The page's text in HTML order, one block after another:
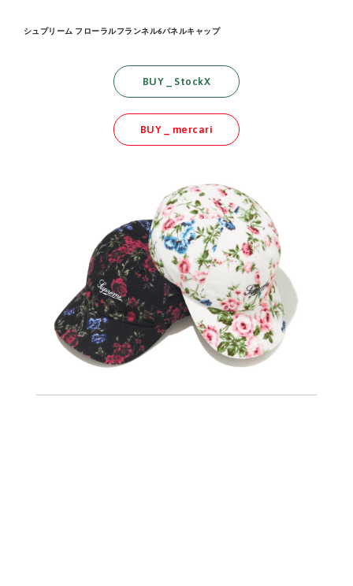
シュプリーム フローラルフランネル6パネルキャップ
BUY _ StockX
BUY _ mercari